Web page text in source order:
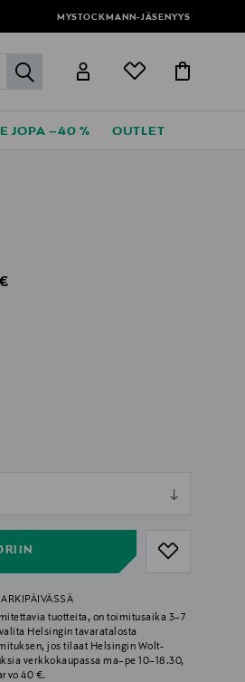
MYSTOCKMANN-JÄSENYYS
label.header.go
JOPA –40 % OUTLET
Price
tuotteita, on toimitusaika 3–7
Helsingin tavaratalosta
jos tilaat Helsingin Wolt-
verkkokaupassa ma–pe 10–18.30,
40 €.